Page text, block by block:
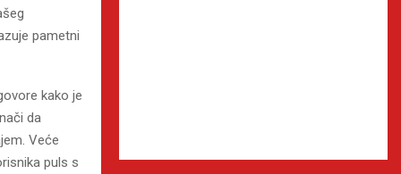
pametni
kako je
da
Veće
puls s